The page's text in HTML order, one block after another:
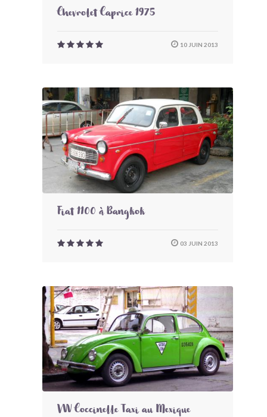
Chevrolet Caprice 1975
10 JUIN 2013
Fiat 1100 à Bangkok
03 JUIN 2013
VW Coccinelle Taxi au Mexique